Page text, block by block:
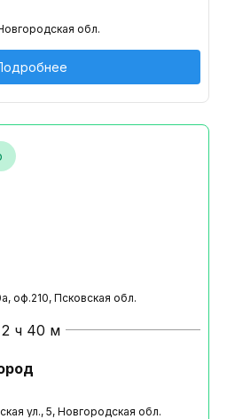
обл.
оф.210, Псковская обл.
2 ч 40 м
ул., 5, Новгородская обл.